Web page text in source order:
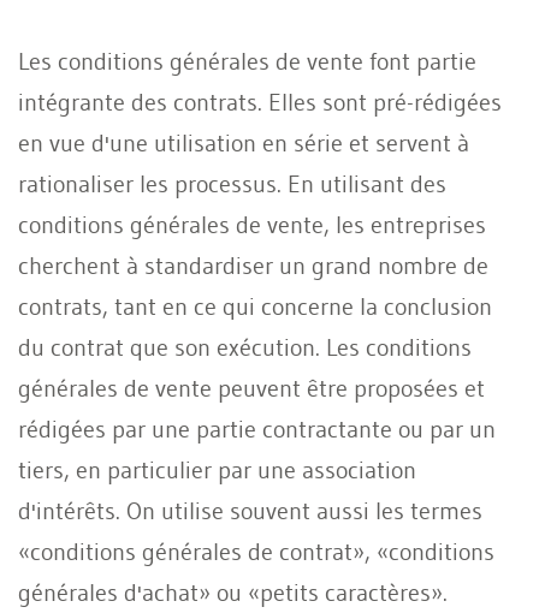
Les conditions générales de vente font partie
intégrante des contrats. Elles sont pré-rédigées
en vue d'une utilisation en série et servent à
rationaliser les processus. En utilisant des
conditions générales de vente, les entreprises
cherchent à standardiser un grand nombre de
contrats, tant en ce qui concerne la conclusion
du contrat que son exécution. Les conditions
générales de vente peuvent être proposées et
rédigées par une partie contractante ou par un
tiers, en particulier par une association
d'intérêts. On utilise souvent aussi les termes
«conditions générales de contrat», «conditions
générales d'achat» ou «petits caractères».